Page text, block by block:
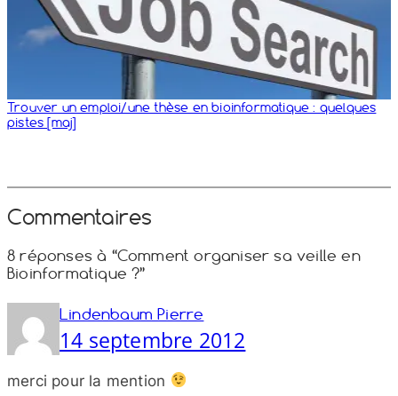
Trouver un emploi/​une thèse en bioinformatique : quelques
pistes [maj]
Commentaires
8 réponses à “Comment organiser sa veille en
Bioinformatique ?”
Lindenbaum Pierre
14 septembre 2012
merci pour la mention